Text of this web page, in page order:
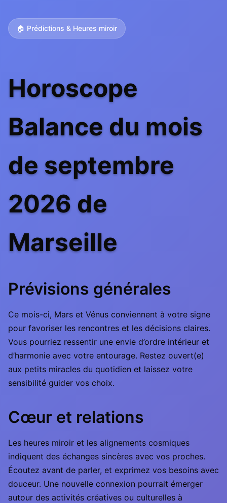
🏠 Prédictions & Heures miroir
Horoscope
Balance du mois
de septembre
2026 de
Marseille
Prévisions générales
Ce mois-ci, Mars et Vénus conviennent à votre signe
pour favoriser les rencontres et les décisions claires.
Vous pourriez ressentir une envie d’ordre intérieur et
d’harmonie avec votre entourage. Restez ouvert(e)
aux petits miracles du quotidien et laissez votre
sensibilité guider vos choix.
Cœur et relations
Les heures miroir et les alignements cosmiques
indiquent des échanges sincères avec vos proches.
Écoutez avant de parler, et exprimez vos besoins avec
douceur. Une nouvelle connexion pourrait émerger
autour des activités créatives ou culturelles à